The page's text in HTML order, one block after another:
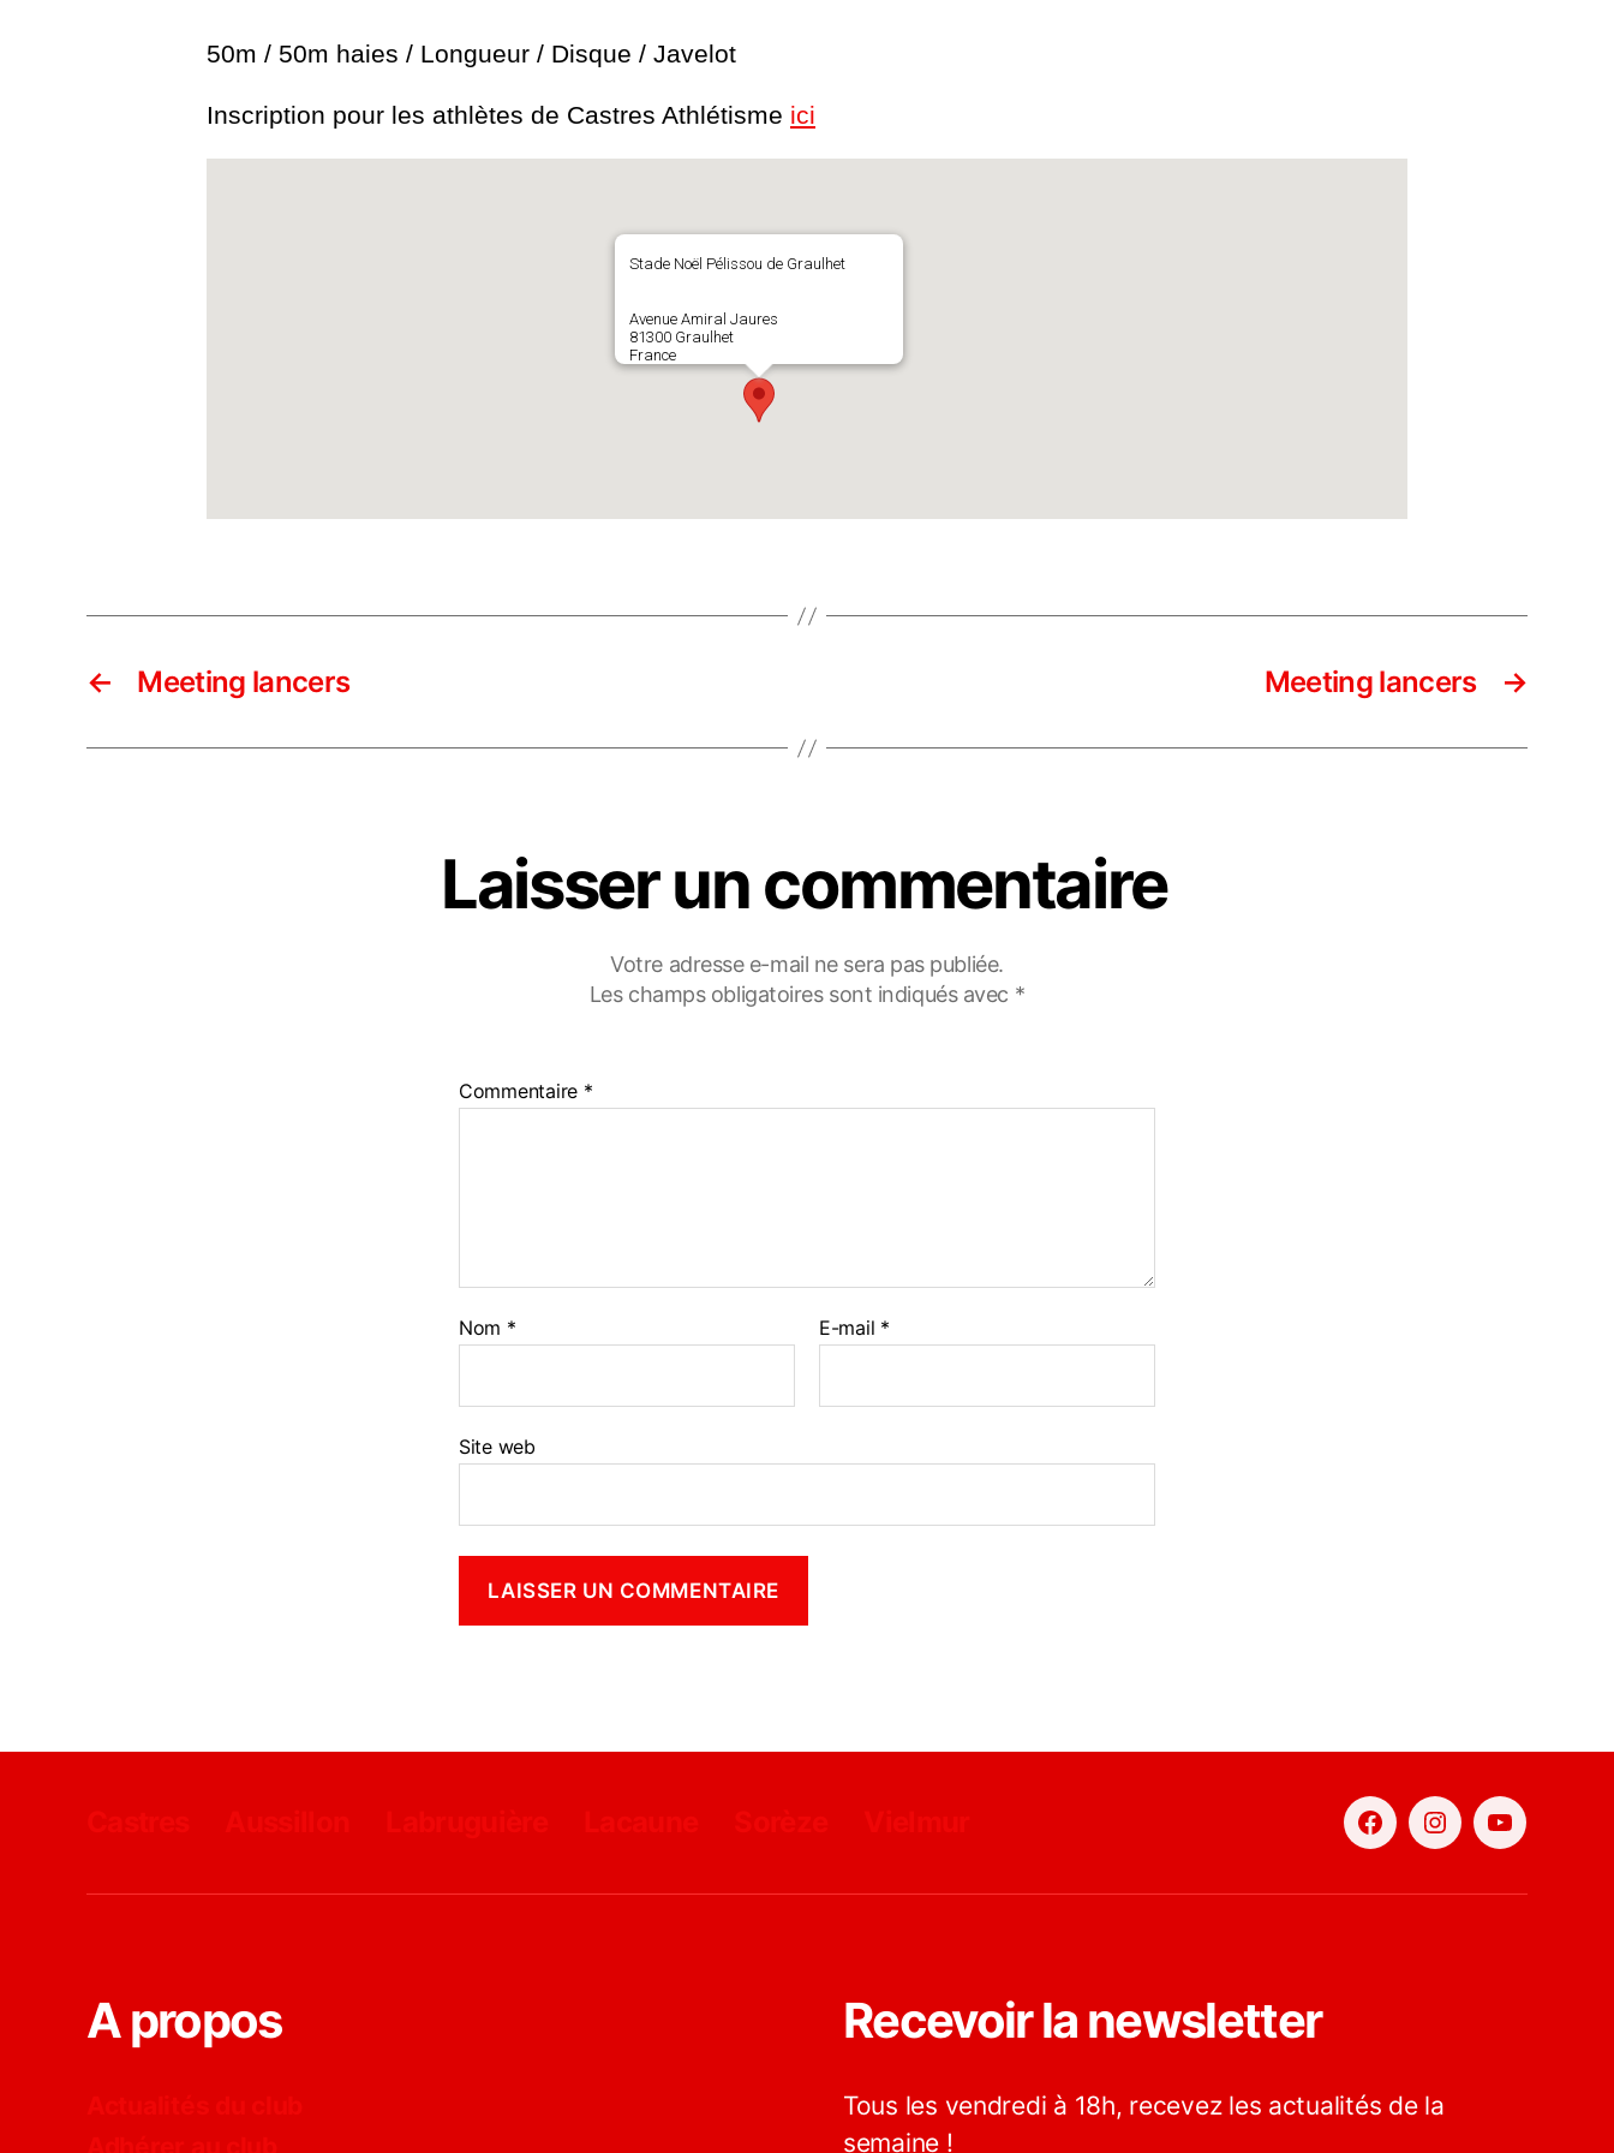
50m / 50m haies / Longueur / Disque / Javelot
Inscription pour les athlètes de Castres Athlétisme ici
Stade Noël Pélissou de Graulhet
Avenue Amiral Jaures
81300 Graulhet
France
← Meeting lancers →
Meeting lancers
Laisser un commentaire
Votre adresse e-mail ne sera pas publiée.
Les champs obligatoires sont indiqués avec *
Commentaire *
Nom * E-mail *
Site web
FacebookInstagramYouTube
A propos Recevoir la newsletter
Tous les vendredi à 18h, recevez les actualités de la
semaine !